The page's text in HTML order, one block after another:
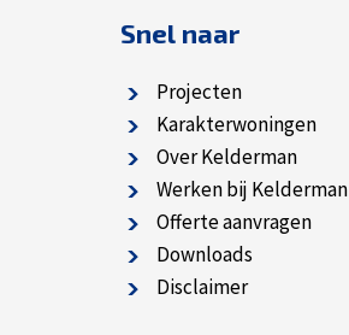
Snel naar
Projecten
Karakterwoningen
Over Kelderman
Werken bij Kelderman
Offerte aanvragen
Downloads
Disclaimer